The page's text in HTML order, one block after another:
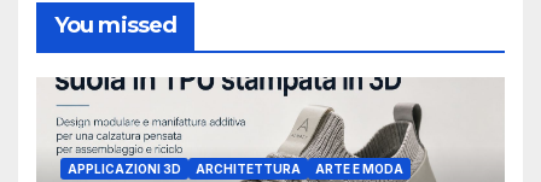
You missed
APPLICAZIONI 3D ARCHITETTURA ARTE E MODA